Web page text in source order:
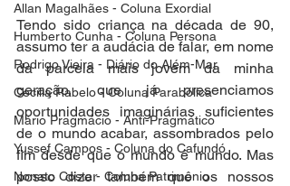
Allan Magalhães - Coluna Exordial
Humberto Cunha - Coluna Persona
Rodrigo Vieira - Diário do Além-Mar
Cecilia Rabelo - Coluna Parabólica
Mário Pragmácio - Anti-Pragmático
Yussef Campos - Coluna do Cafundó
Nonato Costa - Coluna Patrimônio
Tendo sido criança na década de 90,
assumo ter a audácia de falar, em nome
da parcela mais jovem da minha
geração, que já presenciamos
oportunidades imaginárias suficientes
de o mundo acabar, assombrados pelo
fim desde que o mundo é mundo. Mas
posso dizer também que os nossos